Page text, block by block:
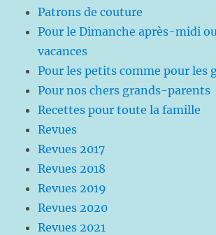
Patrons de couture
Pour le Dimanche après-midi
vacances
Pour les petits comme pour les
Pour nos chers grands-parents
Recettes pour toute la famille
Revues
Revues 2017
Revues 2018
Revues 2019
Revues 2020
Revues 2021